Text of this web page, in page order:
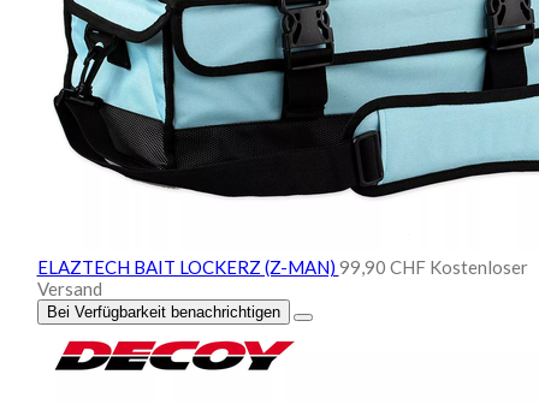
ELAZTECH BAIT LOCKERZ (Z-MAN) 99,90 CHF Kostenloser
Versand
Bei Verfügbarkeit benachrichtigen